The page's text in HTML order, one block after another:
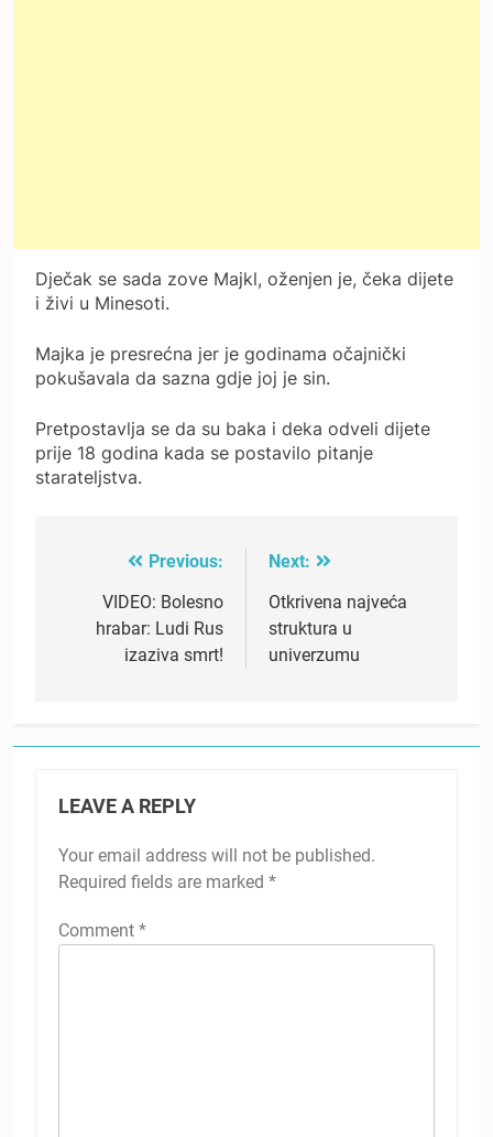
Dječak se sada zove Majkl, oženjen je, čeka dijete
i živi u Minesoti.
Majka je presrećna jer je godinama očajnički
pokušavala da sazna gdje joj je sin.
Pretpostavlja se da su baka i deka odveli dijete
prije 18 godina kada se postavilo pitanje
starateljstva.
navigation
Previous:
VIDEO: Bolesno
hrabar: Ludi Rus
izaziva smrt!
Next:
Otkrivena najveća
struktura u
univerzumu
LEAVE A REPLY
Your email address will not be published.
Required fields are marked *
Comment *